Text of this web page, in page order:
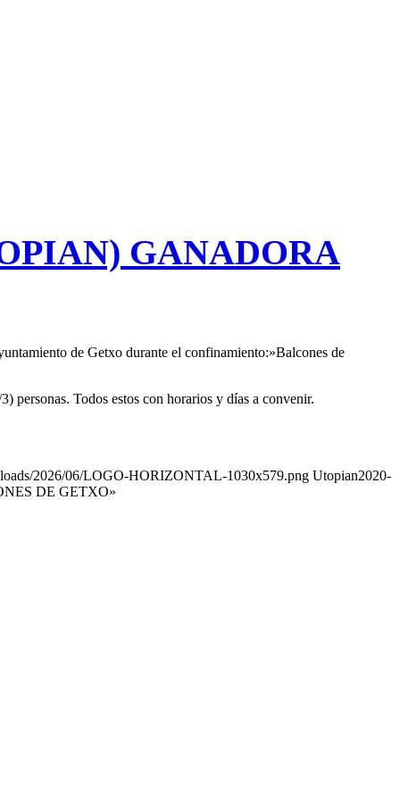
GANADORA
de Getxo durante el confinamiento:»Balcones de
personas. Todos estos con horarios y días a convenir.
2026/06/LOGO-HORIZONTAL-1030x579.png Utopian2020-
DE GETXO»